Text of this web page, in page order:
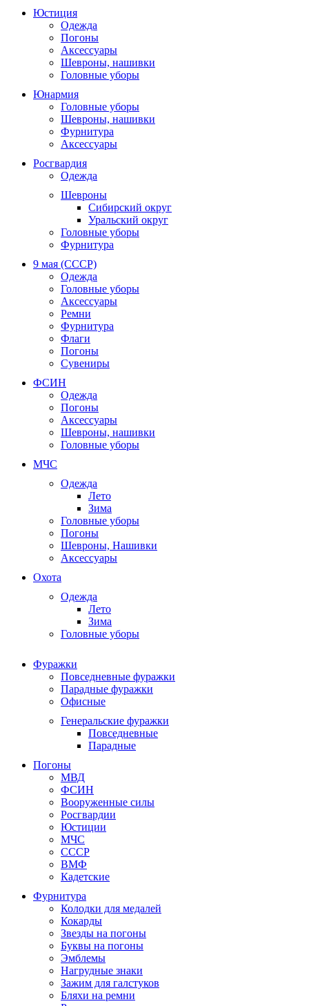
Юстиция
Одежда
Погоны
Аксессуары
Шевроны, нашивки
Головные уборы
Юнармия
Головные уборы
Шевроны, нашивки
Фурнитура
Аксессуары
Росгвардия
Одежда
Шевроны
Сибирский округ
Уральский округ
Головные уборы
Фурнитура
9 мая (СССР)
Одежда
Головные уборы
Аксессуары
Ремни
Фурнитура
Флаги
Погоны
Сувениры
ФСИН
Одежда
Погоны
Аксессуары
Шевроны, нашивки
Головные уборы
МЧС
Одежда
Лето
Зима
Головные уборы
Погоны
Шевроны, Нашивки
Аксессуары
Охота
Одежда
Лето
Зима
Головные уборы
Фуражки
Повседневные фуражки
Парадные фуражки
Офисные
Генеральские фуражки
Повседневные
Парадные
Погоны
МВД
ФСИН
Вооруженные силы
Росгвардии
Юстиции
МЧС
СССР
ВМФ
Кадетские
Фурнитура
Колодки для медалей
Кокарды
Звезды на погоны
Буквы на погоны
Эмблемы
Нагрудные знаки
Зажим для галстуков
Бляхи на ремни